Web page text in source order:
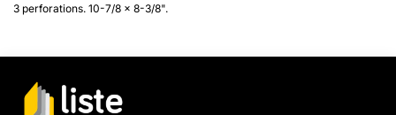
3 perforations. 10-7/8 x 8-3/8".